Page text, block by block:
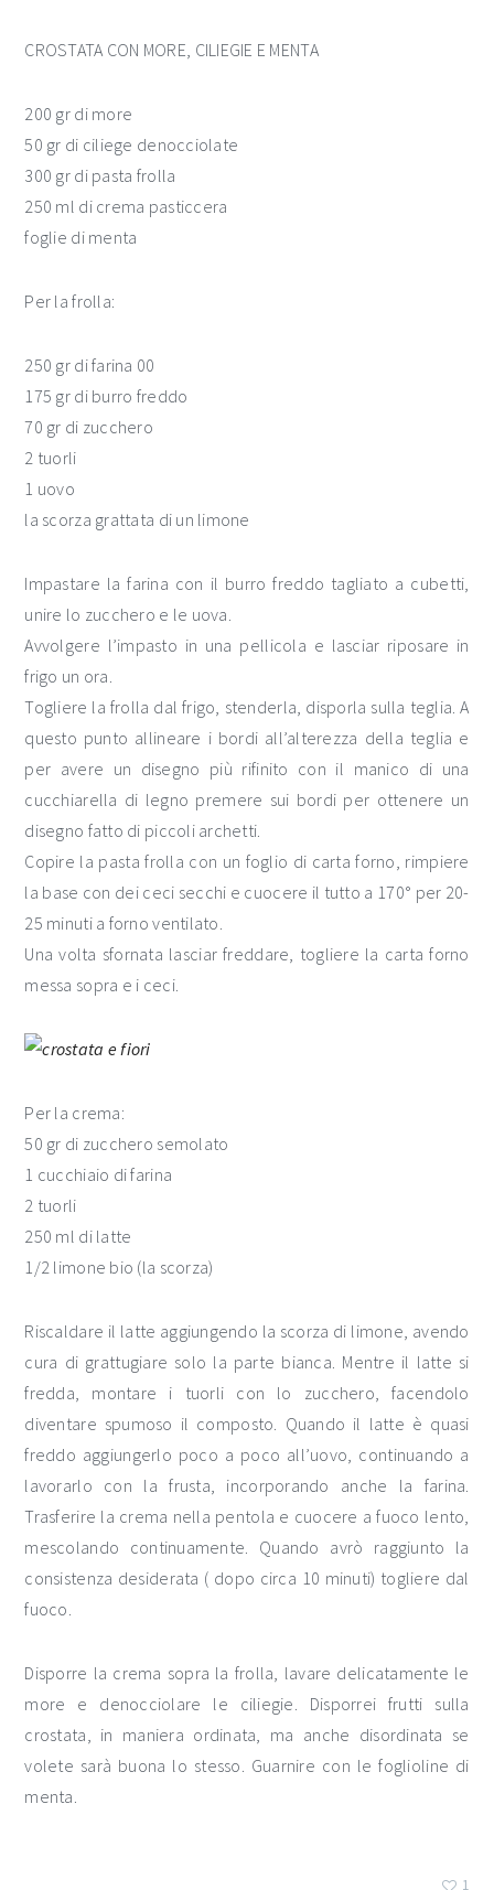
CROSTATA CON MORE, CILIEGIE E MENTA
200 gr di more
50 gr di ciliege denocciolate
300 gr di pasta frolla
250 ml di crema pasticcera
foglie di menta
Per la frolla:
250 gr di farina 00
175 gr di burro freddo
70 gr di zucchero
2 tuorli
1 uovo
la scorza grattata di un limone
Impastare la farina con il burro freddo tagliato a cubetti,
unire lo zucchero e le uova.
Avvolgere l’impasto in una pellicola e lasciar riposare in
frigo un ora.
Togliere la frolla dal frigo, stenderla, disporla sulla teglia. A
questo punto allineare i bordi all’alterezza della teglia e
per avere un disegno più rifinito con il manico di una
cucchiarella di legno premere sui bordi per ottenere un
disegno fatto di piccoli archetti.
Copire la pasta frolla con un foglio di carta forno, rimpiere
la base con dei ceci secchi e cuocere il tutto a 170° per 20-
25 minuti a forno ventilato.
Una volta sfornata lasciar freddare, togliere la carta forno
messa sopra e i ceci.
Per la crema:
50 gr di zucchero semolato
1 cucchiaio di farina
2 tuorli
250 ml di latte
1/2 limone bio (la scorza)
Riscaldare il latte aggiungendo la scorza di limone, avendo
cura di grattugiare solo la parte bianca. Mentre il latte si
fredda, montare i tuorli con lo zucchero, facendolo
diventare spumoso il composto. Quando il latte è quasi
freddo aggiungerlo poco a poco all’uovo, continuando a
lavorarlo con la frusta, incorporando anche la farina.
Trasferire la crema nella pentola e cuocere a fuoco lento,
mescolando continuamente. Quando avrò raggiunto la
consistenza desiderata ( dopo circa 10 minuti) togliere dal
fuoco.
Disporre la crema sopra la frolla, lavare delicatamente le
more e denocciolare le ciliegie. Disporrei frutti sulla
crostata, in maniera ordinata, ma anche disordinata se
volete sarà buona lo stesso. Guarnire con le foglioline di
menta.
1